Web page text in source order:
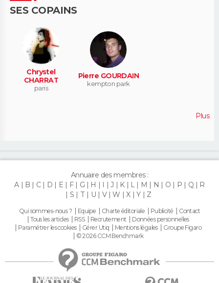
SES COPAINS
Chrystel
CHARRAT
paris
Pierre GOURDAIN
kempton park
Plus
Annuaire des membres :
A
B C D E F G H I J K L M N O P Q
R
S
T U V W X Y Z
Qui sommes-nous ? Equipe Charte éditoriale Publicité
Contact
Tous les articles
RSS Recrutement
Données personnelles
Paramétrer les cookies
Gérer Utiq Mentions légales
Groupe Figaro
© 2026 CCM Benchmark